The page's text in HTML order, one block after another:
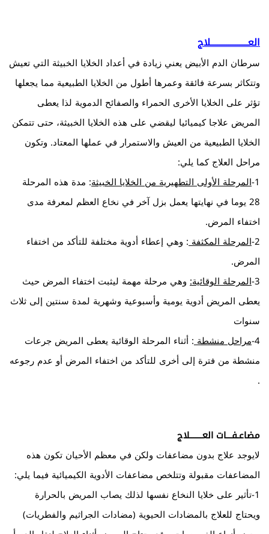
العـــــــــــــــــــــلاج
سرطان الدم الأبيض يعني زيادة في أعداد الخلايا الخبيثة التي تعيش
وتتكاثر بسرعة فائقة وعمرها أطول من الخلايا الطبيعية مما يجعلها
تؤثر على الخلايا الأخرى الحمراء والصفائح الدموية لذا يعطى
المريض علاجا كيميائيا ليقضي على هذه الخلايا الخبيثة، حتى تتمكن
الخلايا الطبيعية من العيش والاستمرار في عملها المعتاد. وتكون
مراحل العلاج كما يلي:
1- المرحلة الأولى التطهيرية من الخلايا الخبيثة: مدة هذه المرحلة
28 يوما في نهايتها يعمل بزل آخر في نخاع العظم لمعرفة مدى
اختفاء المرض.
2-المرحلة المكثفة: وهي إعطاء أدوية مختلفة للتأكد من اختفاء
المرض.
3-المرحلة الوقائية: وهي مرحلة مهمة ليثبت اختفاء المرض حيث
يعطى المريض أدوية يومية وأسبوعية وشهرية لمدة سنتين إلى ثلاث
سنوات
4-مراحل منشطة: أثناء المرحلة الوقائية يعطى المريض جرعات
منشطة من فترة إلى أخرى للتأكد من اختفاء المرض أو عدم رجوعه
.
مضاعـفـــات العـــــــلاج
لايوجد علاج بدون مضاعفات ولكن في معظم الأحيان تكون هذه
المضاعفات مقبولة وتتلخص مضاعفات الأدوية الكيميائية فيما يلي:
1-تأثير على خلايا النخاع نفسها لذلك يصاب المريض بالحرارة
ويحتاج للعلاج بالمضادات الحيوية (مضادات الجراثيم والفطريات)